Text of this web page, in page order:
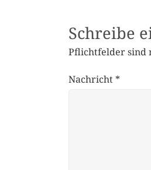
Schreibe
Pflichtfelder sind
Nachricht *